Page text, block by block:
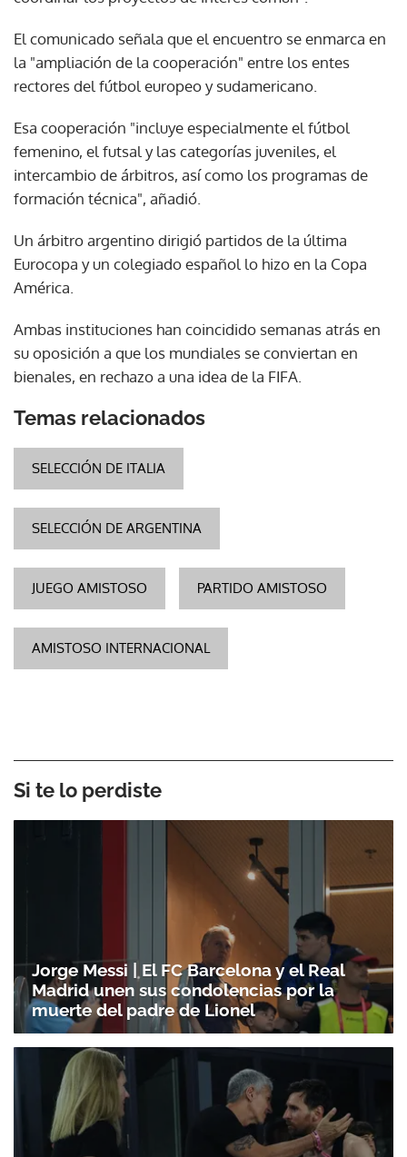
El comunicado señala que el encuentro se enmarca en
la "ampliación de la cooperación" entre los entes
rectores del fútbol europeo y sudamericano.
Esa cooperación "incluye especialmente el fútbol
femenino, el futsal y las categorías juveniles, el
intercambio de árbitros, así como los programas de
formación técnica", añadió.
Un árbitro argentino dirigió partidos de la última
Eurocopa y un colegiado español lo hizo en la Copa
América.
Ambas instituciones han coincidido semanas atrás en
su oposición a que los mundiales se conviertan en
bienales, en rechazo a una idea de la FIFA.
Temas relacionados
SELECCIÓN DE ITALIA
SELECCIÓN DE ARGENTINA
JUEGO AMISTOSO PARTIDO AMISTOSO
AMISTOSO INTERNACIONAL
Si te lo perdiste
Jorge Messi | El FC Barcelona y el Real
Madrid unen sus condolencias por la
muerte del padre de Lionel